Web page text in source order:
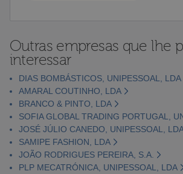
Outras empresas que lhe
interessar
DIAS BOMBÁSTICOS, UNIPESSOAL, LDA
AMARAL COUTINHO, LDA
BRANCO & PINTO, LDA
SOFIA GLOBAL TRADING PORTUGAL,
JOSÉ JÚLIO CANEDO, UNIPESSOAL,
SAMIPE FASHION, LDA
JOÃO RODRIGUES PEREIRA, S.A.
PLP MECATRÓNICA, UNIPESSOAL, LDA